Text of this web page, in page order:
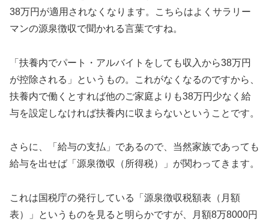
38万円が適用されなくなります。こちらはよくサラリー
マンの源泉徴収で聞かれる言葉ですね。
「扶養内でパート・アルバイトをしても収入から38万円
が控除される」というもの。これがなくなるのですから、
扶養内で働くとすれば他のご家庭よりも38万円少なく給
与を設定しなければ扶養内に収まらないということです。
さらに、「給与の支払」であるので、当然家族であっても
給与を出せば「源泉徴収（所得税）」が関わってきます。
これは国税庁の発行している「源泉徴収税額表（月額
表）」というものを見ると明らかですが、月額8万8000円